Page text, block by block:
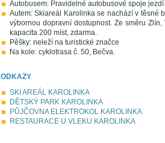
Autobusem: Pravidelné autobusové spoje
Autem: Skiareál Karolinka se nachází v těsné
výbornou dopravní dostupnost. Ze směru
kapacita 200 míst, zdarma.
Pěšky: neleží na turistické značce
Na kole: cyklotrasa č. 50, Bečva.
ODKAZY
SKI AREÁL KAROLINKA
DĚTSKÝ PARK KAROLINKA
PŮJČOVNA ELEKTROKOL KAROLINKA
RESTAURACE U VLEKU KAROLINKA